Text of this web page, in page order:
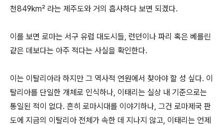
천849km² 라는 제주도와 거의 흡사하다 보면 되겠다.
이를 보면 로마는 서구 유럽 대도시들, 런던이나 파리 혹은 베를린
같은 데보다는 아주 적다는 사실을 확인한다.
이는 이탈리아라 하지만 그 역사적 연원에서 찾아야 할 성 싶다. 이
탈리아를 단일한 개체로 인식하나, 이태리는 실상 내 기준으로는
통일된 적이 없다. 흔히 로마시대를 이야기하나, 그건 로마제국 판
도에 지금의 이탈리아 전체가 속한 데 지나지 않고, 이태리는 언제